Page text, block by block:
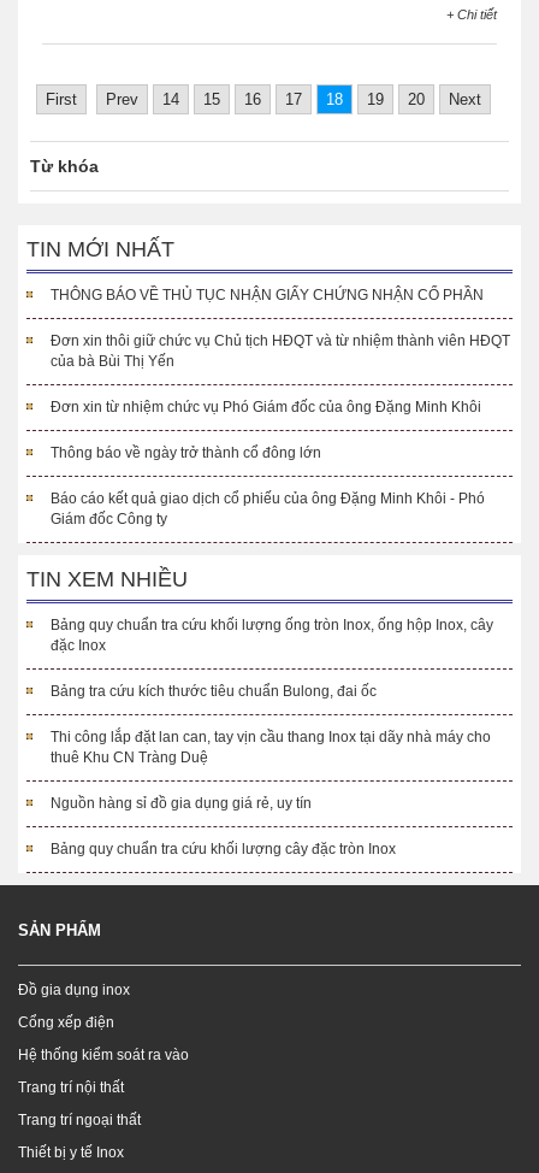
+ Chi tiết
First Prev 14 15 16 17 18 19 20 Next
Từ khóa
TIN MỚI NHẤT
THÔNG BÁO VỀ THỦ TỤC NHẬN GIẤY CHỨNG NHẬN CỔ PHẦN
Đơn xin thôi giữ chức vụ Chủ tịch HĐQT và từ nhiệm thành viên HĐQT
của bà Bùi Thị Yến
Đơn xin từ nhiệm chức vụ Phó Giám đốc của ông Đặng Minh Khôi
Thông báo về ngày trở thành cổ đông lớn
Báo cáo kết quả giao dịch cổ phiếu của ông Đặng Minh Khôi - Phó
Giám đốc Công ty
TIN XEM NHIỀU
Bảng quy chuẩn tra cứu khối lượng ống tròn Inox, ống hộp Inox, cây
đặc Inox
Bảng tra cứu kích thước tiêu chuẩn Bulong, đai ốc
Thi công lắp đặt lan can, tay vịn cầu thang Inox tại dãy nhà máy cho
thuê Khu CN Tràng Duệ
Nguồn hàng sỉ đồ gia dụng giá rẻ, uy tín
Bảng quy chuẩn tra cứu khối lượng cây đặc tròn Inox
SẢN PHẨM
Đồ gia dụng inox
Cổng xếp điện
Hệ thống kiểm soát ra vào
Trang trí nội thất
Trang trí ngoại thất
Thiết bị y tế Inox